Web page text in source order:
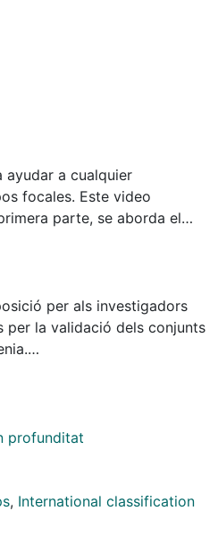
ayudar a cualquier
focales. Este video
parte, se aborda el
generales
trabajo preparatorio, el
el audio. En resumen, el
una guía para llevar a
grupos focales con el
de la CIF para la
per als investigadors
per la validació dels conjunts
/ Montatge i so: Laura
profunditat
, International classification